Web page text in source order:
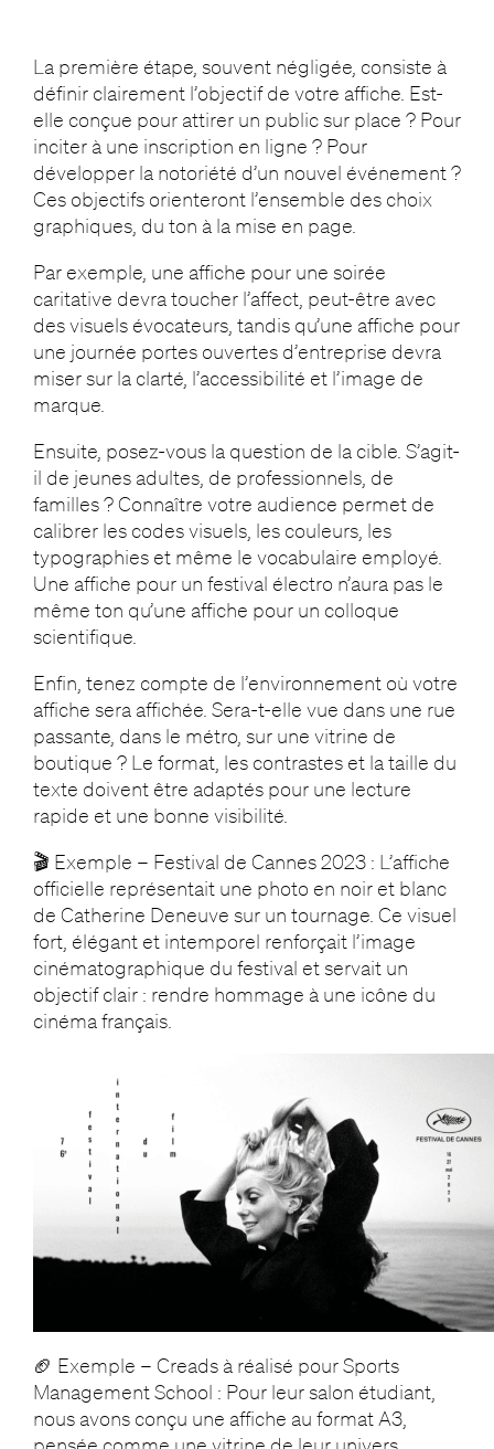
La première étape, souvent négligée, consiste à
définir clairement l’objectif de votre affiche. Est-
elle conçue pour attirer un public sur place ? Pour
inciter à une inscription en ligne ? Pour
développer la notoriété d’un nouvel événement ?
Ces objectifs orienteront l’ensemble des choix
graphiques, du ton à la mise en page.
Par exemple, une affiche pour une soirée
caritative devra toucher l’affect, peut-être avec
des visuels évocateurs, tandis qu’une affiche pour
une journée portes ouvertes d’entreprise devra
miser sur la clarté, l’accessibilité et l’image de
marque.
Ensuite, posez-vous la question de la cible. S’agit-
il de jeunes adultes, de professionnels, de
familles ? Connaître votre audience permet de
calibrer les codes visuels, les couleurs, les
typographies et même le vocabulaire employé.
Une affiche pour un festival électro n’aura pas le
même ton qu’une affiche pour un colloque
scientifique.
Enfin, tenez compte de l’environnement où votre
affiche sera affichée. Sera-t-elle vue dans une rue
passante, dans le métro, sur une vitrine de
boutique ? Le format, les contrastes et la taille du
texte doivent être adaptés pour une lecture
rapide et une bonne visibilité.
🎬 Exemple – Festival de Cannes 2023 : L’affiche
officielle représentait une photo en noir et blanc
de Catherine Deneuve sur un tournage. Ce visuel
fort, élégant et intemporel renforçait l’image
cinématographique du festival et servait un
objectif clair : rendre hommage à une icône du
cinéma français.
🏈 Exemple – Creads à réalisé pour Sports
Management School : Pour leur salon étudiant,
nous avons conçu une affiche au format A3,